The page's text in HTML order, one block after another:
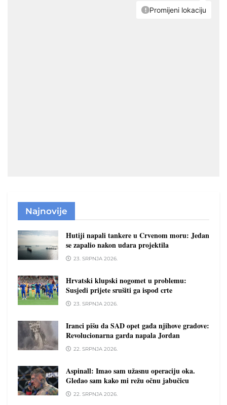
Najnovije
Hutiji napali tankere u Crvenom moru: Jedan
se zapalio nakon udara projektila
23. SRPNJA 2026.
Hrvatski klupski nogomet u problemu:
Susjedi prijete srušiti ga ispod crte
23. SRPNJA 2026.
Iranci pišu da SAD opet gađa njihove gradove:
Revolucionarna garda napala Jordan
22. SRPNJA 2026.
Aspinall: Imao sam užasnu operaciju oka.
Gledao sam kako mi režu očnu jabučicu
22. SRPNJA 2026.